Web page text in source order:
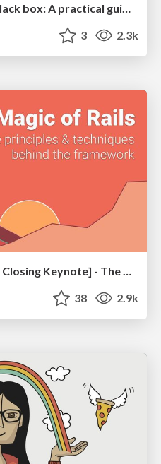
Taking LLMs out of the black box: A practical guide to human-in-the-loop distillation
3 2.3k
[Rails World 2023 - Day 1 Closing Keynote] - The Magic of Rails
38 2.9k